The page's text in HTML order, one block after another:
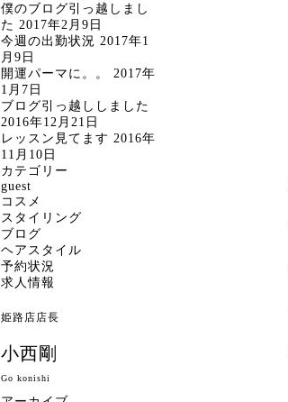
僕のブログ引っ越しまし
た 2017年2月9日
今週の出勤状況 2017年1
月9日
開運パーマに。。
2017年
1月7日
ブログ引っ越ししました
2016年12月21日
レッスン見てます 2016年
11月10日
カテゴリー
guest
コスメ
スタイリング
ブログ
ヘアスタイル
予約状況
求人情報
姫路店店長
小西剛
Go konishi